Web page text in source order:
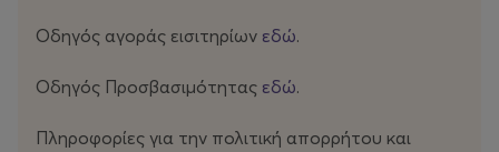
Οδηγός αγοράς εισιτηρίων εδώ.
Οδηγός Προσβασιμότητας εδώ.
Πληροφορίες για την πολιτική απορρήτου και